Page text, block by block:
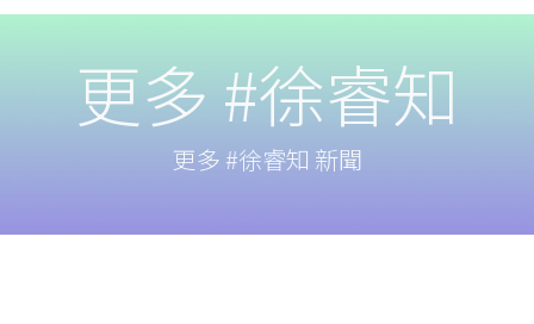
更多 #徐睿知
更多 #徐睿知 新聞